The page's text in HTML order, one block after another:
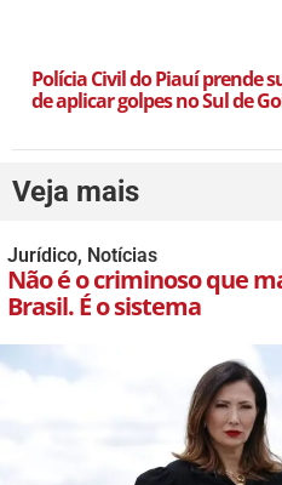
Polícia Civil do Piauí prende
de aplicar golpes no Sul de
Veja mais
Jurídico, Notícias
Não é o criminoso que
Brasil. É o sistema